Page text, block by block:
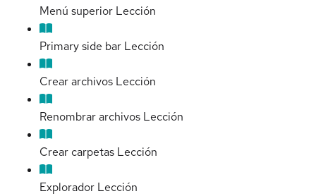
Menú superior Lección
Primary side bar Lección
Crear archivos Lección
Renombrar archivos Lección
Crear carpetas Lección
Explorador Lección